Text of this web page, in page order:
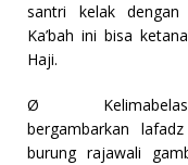
santri kelak dengan
Ka’bah ini bisa
Haji.
Ø
bergambarkan
burung rajawali